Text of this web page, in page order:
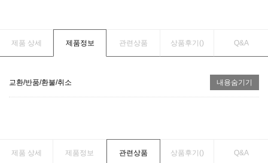
제품 상세 제품정보 관련상품 상품후기() Q&A
교환/반품/환불/취소 내용숨기기
제품 상세 제품정보 관련상품 상품후기() Q&A